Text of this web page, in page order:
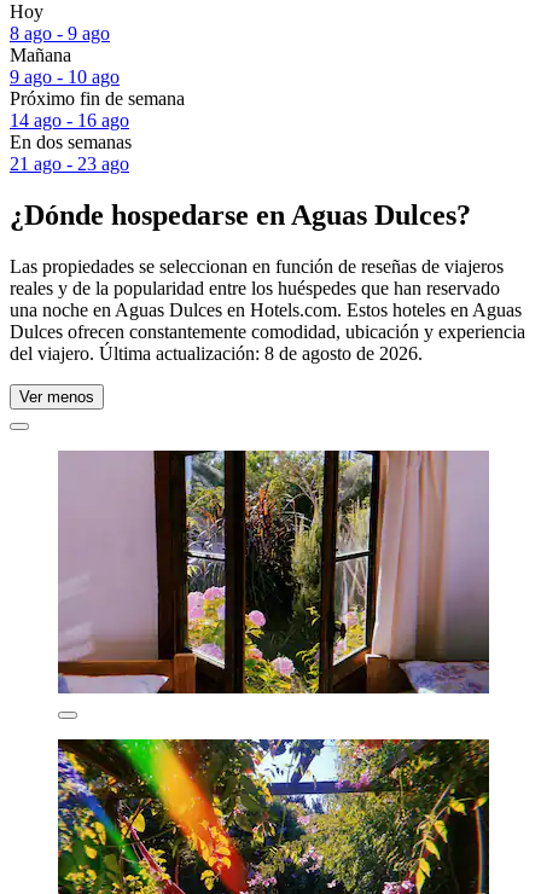
Hoy
8 ago - 9 ago
Mañana
9 ago - 10 ago
Próximo fin de semana
14 ago - 16 ago
En dos semanas
21 ago - 23 ago
¿Dónde hospedarse en Aguas Dulces?
Las propiedades se seleccionan en función de reseñas de viajeros
reales y de la popularidad entre los huéspedes que han reservado
una noche en Aguas Dulces en Hotels.com. Estos hoteles en Aguas
Dulces ofrecen constantemente comodidad, ubicación y experiencia
del viajero. Última actualización: 8 de agosto de 2026.
Ver menos